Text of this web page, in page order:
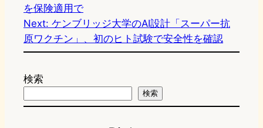
を保険適用で
Next: ケンブリッジ大学のAI設計「スーパー抗
原ワクチン」、初のヒト試験で安全性を確認
検索
検索